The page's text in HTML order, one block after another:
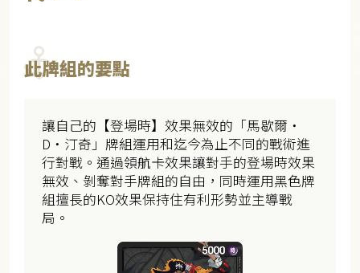
此牌組的要點
讓自己的【登場時】效果無效的「馬歇爾・
D・汀奇」牌組運用和迄今為止不同的戰術進
行對戰。通過領航卡效果讓對手的登場時效果
無效、剝奪對手牌組的自由，同時運用黑色牌
組擅長的KO效果保持住有利形勢並主導戰
局。